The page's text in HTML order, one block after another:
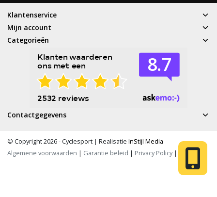
Klantenservice
Mijn account
Categorieën
Contactgegevens
© Copyright 2026 - Cyclesport | Realisatie InStijl Media
Algemene voorwaarden | Garantie beleid | Privacy Policy| RSS Feed